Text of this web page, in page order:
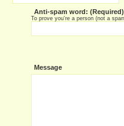
Anti-spam word: (Required)
To prove you're a person (not a
Message